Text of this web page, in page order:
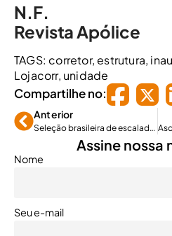
N.F.
Revista Apólice
TAGS: corretor,estrutura,
Lojacorr, unidade
Compartilhe no:
Anterior
Seleção brasileira de escalada terá patrocínio da Prudential
Assine nossa
Nome
Seu e-mail